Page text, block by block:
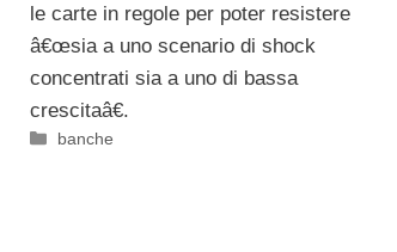
le carte in regole per poter resistere
â€œsia a uno scenario di shock
concentrati sia a uno di bassa
crescitaâ€.
Categorie
banche